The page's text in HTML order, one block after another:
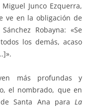
Junco Ezquerra,
ve en la obligación de
Robayna: «Se
los demás, acaso
más profundas y
el nombrado, que en
Santa Ana para La